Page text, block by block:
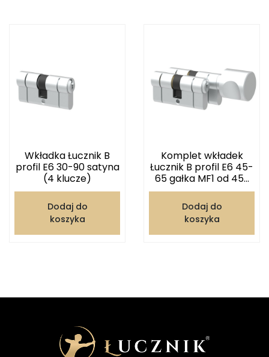
Wkładka Łucznik B
profil E6 30-90 satyna
(4 klucze)
Dodaj do
koszyka
Komplet wkładek
Łucznik B profil E6 45-
65 gałka MF1 od 45...
Dodaj do
koszyka